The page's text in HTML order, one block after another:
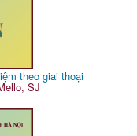
theo giai thoại
SJ